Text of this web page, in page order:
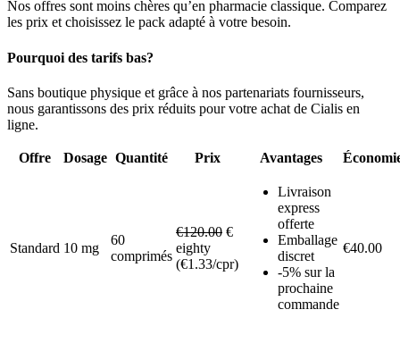
Nos offres sont moins chères qu’en pharmacie classique. Comparez
les prix et choisissez le pack adapté à votre besoin.
Pourquoi des tarifs bas?
Sans boutique physique et grâce à nos partenariats fournisseurs,
nous garantissons des prix réduits pour votre achat de Cialis en
ligne.
Offre Dosage Quantité Prix Avantages
Standard 10 mg
60
comprimés
€120.00 €
eighty
(€1.33/cpr)
Livraison
express
offerte
Emballage
discret
-5% sur la
prochaine
commande
€40.00